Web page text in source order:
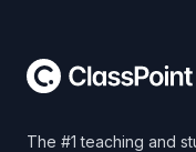
The #1 teaching and